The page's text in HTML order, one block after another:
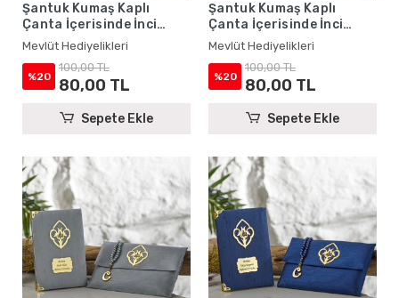
Şantuk Kumaş Kaplı
Çanta İçerisinde İnci
Tesbihli Gold Renkli
Şantuk Yasin Kitabı Seti -
Mevlüt Hediyelikleri
Mevlüt Hediyelikleri
%20
100,00 TL
80,00 TL
Sepete Ekle
Şantuk Kumaş Kaplı
Çanta İçerisinde İnci
Tesbihli Mavi Renkli
Şantuk Yasin Kitabı Seti -
Mevlüt Hediyelikleri
Mevlüt Hediyelikleri
%20
100,00 TL
80,00 TL
Sepete Ekle